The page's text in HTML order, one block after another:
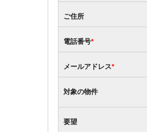
ご住所
電話番号*
メールアドレス*
対象の物件
要望